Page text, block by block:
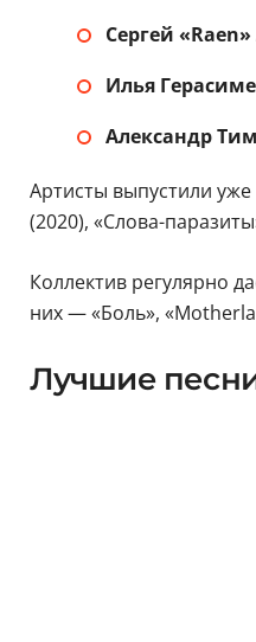
Сергей
Илья
Александр
Артисты выпустили
(2020), «Слова-
Коллектив регулярно
них — «Боль»,
Лучшие